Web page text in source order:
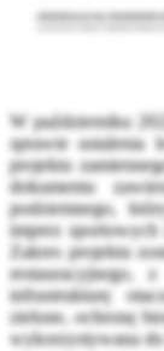
W październiku
sprawie ustalenia
projektu
dokumentu
podziemnego,
imprez
Zakres projektu
restauracyjnego,
infrastrukturę
zielone, ochronę
wykorzystywana